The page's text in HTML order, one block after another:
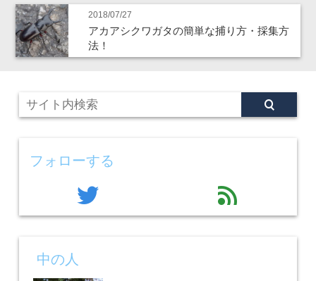
2018/07/27
アカアシクワガタの簡単な捕り方・採集方
法！
フォローする
twitter feed
中の人